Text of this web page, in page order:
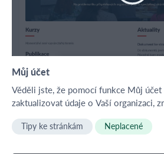
Můj účet
Věděli jste, že pomocí funkce Můj účet
zaktualizovat údaje o Vaší organizaci,
všechno, najdete zde na jednom místě i
Tipy ke stránkám Neplacené